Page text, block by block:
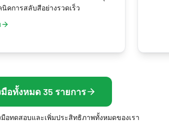
นิคการสลับสีอย่างรวดเร็ว
มือทั้งหมด 35 รายการ
อทดสอบและเพิ่มประสิทธิภาพทั้งหมดของเรา